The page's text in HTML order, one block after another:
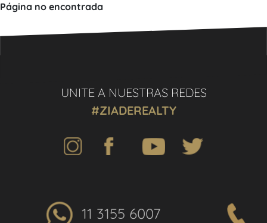
Página no encontrada
UNITE A NUESTRAS REDES
#ZIADEREALTY
11 3155 6007